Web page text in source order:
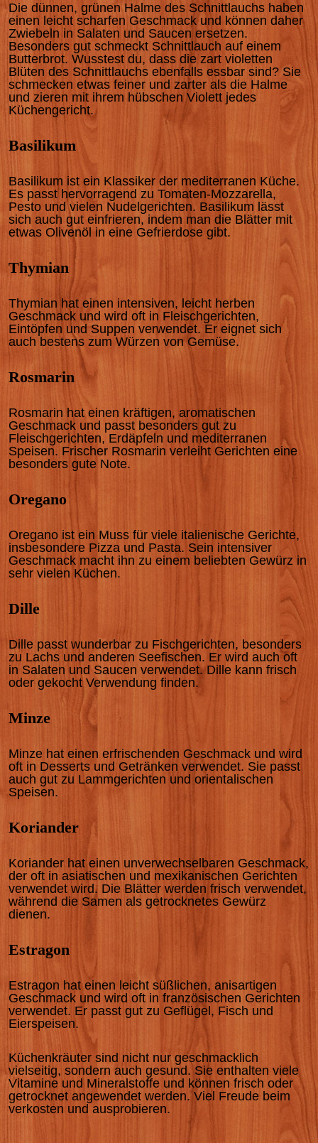
Die dünnen, grünen Halme des Schnittlauchs haben
einen leicht scharfen Geschmack und können daher
Zwiebeln in Salaten und Saucen ersetzen.
Besonders gut schmeckt Schnittlauch auf einem
Butterbrot. Wusstest du, dass die zart violetten
Blüten des Schnittlauchs ebenfalls essbar sind? Sie
schmecken etwas feiner und zarter als die Halme
und zieren mit ihrem hübschen Violett jedes
Küchengericht.
Basilikum
Basilikum ist ein Klassiker der mediterranen Küche.
Es passt hervorragend zu Tomaten-Mozzarella,
Pesto und vielen Nudelgerichten. Basilikum lässt
sich auch gut einfrieren, indem man die Blätter mit
etwas Olivenöl in eine Gefrierdose gibt.
Thymian
Thymian hat einen intensiven, leicht herben
Geschmack und wird oft in Fleischgerichten,
Eintöpfen und Suppen verwendet. Er eignet sich
auch bestens zum Würzen von Gemüse.
Rosmarin
Rosmarin hat einen kräftigen, aromatischen
Geschmack und passt besonders gut zu
Fleischgerichten, Erdäpfeln und mediterranen
Speisen. Frischer Rosmarin verleiht Gerichten eine
besonders gute Note.
Oregano
Oregano ist ein Muss für viele italienische Gerichte,
insbesondere Pizza und Pasta. Sein intensiver
Geschmack macht ihn zu einem beliebten Gewürz in
sehr vielen Küchen.
Dille
Dille passt wunderbar zu Fischgerichten, besonders
zu Lachs und anderen Seefischen. Er wird auch oft
in Salaten und Saucen verwendet. Dille kann frisch
oder gekocht Verwendung finden.
Minze
Minze hat einen erfrischenden Geschmack und wird
oft in Desserts und Getränken verwendet. Sie passt
auch gut zu Lammgerichten und orientalischen
Speisen.
Koriander
Koriander hat einen unverwechselbaren Geschmack,
der oft in asiatischen und mexikanischen Gerichten
verwendet wird. Die Blätter werden frisch verwendet,
während die Samen als getrocknetes Gewürz
dienen.
Estragon
Estragon hat einen leicht süßlichen, anisartigen
Geschmack und wird oft in französischen Gerichten
verwendet. Er passt gut zu Geflügel, Fisch und
Eierspeisen.
Küchenkräuter sind nicht nur geschmacklich
vielseitig, sondern auch gesund. Sie enthalten viele
Vitamine und Mineralstoffe und können frisch oder
getrocknet angewendet werden. Viel Freude beim
verkosten und ausprobieren.